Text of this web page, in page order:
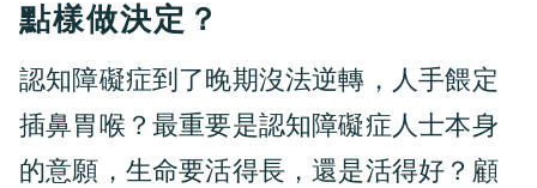
點樣做決定？
認知障礙症到了晚期沒法逆轉，人手餵定
插鼻胃喉？最重要是認知障礙症人士本身
的意願，生命要活得長，還是活得好？顧